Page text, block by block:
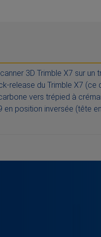
3D Trimble X7 sur un
release du Trimble X7
vers trépied à
en position inversée (tête